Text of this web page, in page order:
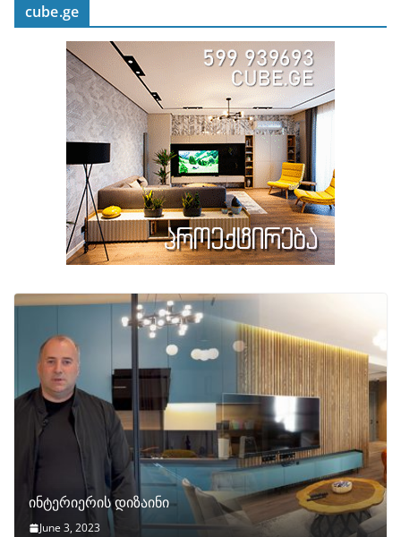
cube.ge
ინტერიერის დიზაინი
June 3, 2023